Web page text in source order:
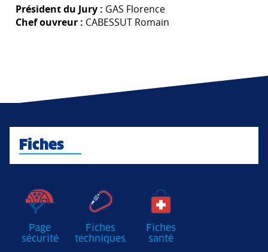
Président du Jury : GAS Florence
Chef ouvreur : CABESSUT Romain
Fiches
Page
sécurité
Fiches
techniques
Fiches
santé